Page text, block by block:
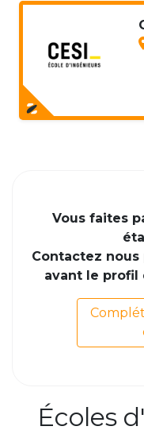
Vous faites
Contactez
avant le profil
Écoles